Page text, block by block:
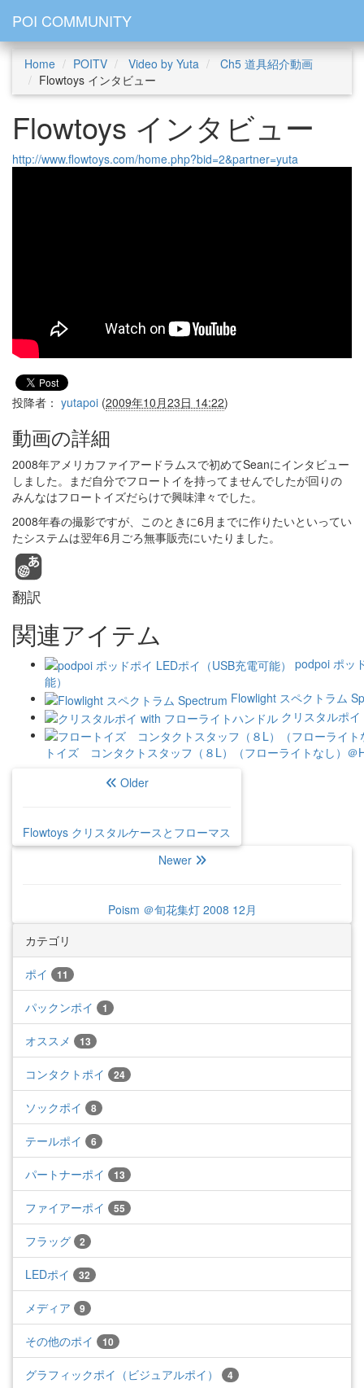
POI COMMUNITY
Home POITV Video by Yuta
Ch5 道具紹介動画
Flowtoys インタビュー
Flowtoys インタビュー
http://www.flowtoys.com/home.php?bid=2&partner=yuta
投降者： yutapoi (2009年10月23日 14:22)
動画の詳細
2008年アメリカファイアードラムスで初めてSeanにインタビュー
しました。まだ自分でフロートイを持ってませんでしたが回りの
みんなはフロートイズだらけで興味津々でした。
2008年春の撮影ですが、このときに6月までに作りたいといってい
たシステムは翌年6月ごろ無事販売にいたりました。
翻訳
関連アイテム
podpoi ポッ
能）
Flowlight スペクトラム
クリスタルポ
トイズ コンタクトスタッフ（８L）（フローライトなし）＠
Older
Flowtoys クリスタルケースとフローマス
Newer
Poism ＠旬花集灯 2008 12月
カテゴリ
ポイ 11
パックンポイ 1
オススメ 13
コンタクトポイ 24
ソックポイ 8
テールポイ 6
パートナーポイ 13
ファイアーポイ 55
フラッグ 2
LEDポイ 32
メディア 9
その他のポイ 10
グラフィックポイ（ビジュアルポイ） 4